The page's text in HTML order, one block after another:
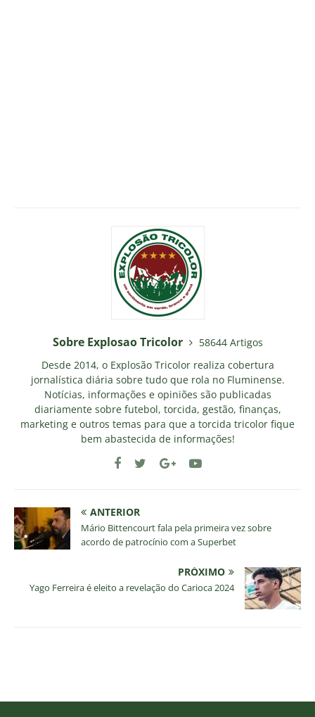
Sobre Explosao Tricolor
58644 Artigos
Desde 2014, o Explosão Tricolor realiza cobertura
jornalística diária sobre tudo que rola no Fluminense.
Notícias, informações e opiniões são publicadas
diariamente sobre futebol, torcida, gestão, finanças,
marketing e outros temas para que a torcida tricolor fique
bem abastecida de informações!
ANTERIOR
Mário Bittencourt fala pela primeira vez sobre
acordo de patrocínio com a Superbet
PRÓXIMO
Yago Ferreira é eleito a revelação do Carioca 2024